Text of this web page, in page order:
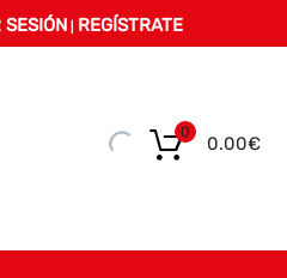
SESIÓN REGÍSTRATE
0.00€
0